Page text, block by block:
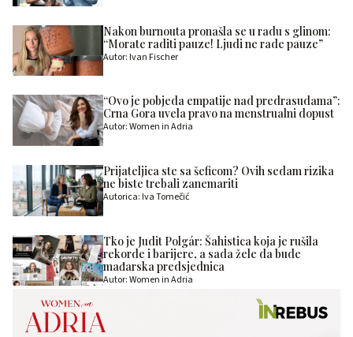
Nakon burnouta pronašla se u radu s glinom:
“Morate raditi pauze! Ljudi ne rade pauze”
Autor: Ivan Fischer
“Ovo je pobjeda empatije nad predrasudama”:
Crna Gora uvela pravo na menstrualni dopust
Autor: Women in Adria
Prijateljica ste sa šeficom? Ovih sedam rizika
ne biste trebali zanemariti
Autorica: Iva Tomečić
Tko je Judit Polgár: Šahistica koja je rušila
rekorde i barijere, a sada žele da bude
mađarska predsjednica
Autor: Women in Adria